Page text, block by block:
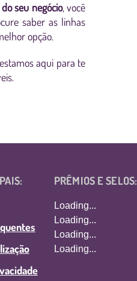
seu negócio, você
saber as linhas
opção.
aqui para te
PRÊMIOS E SELOS:
Loading...
Loading...
Loading...
Loading...